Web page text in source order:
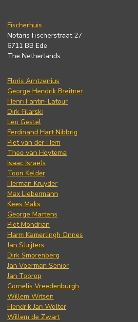
Fischerhuis
Notaris Fischerstraat 27
6711 BB Ede
The Netherlands
Floris Arntzenius
George Hendrik Breitner
Henri Fantin-Latour
Dirk Filarski
Leo Gestel
Ferdinand Hart Nibbrig
Piet van der Hem
Theo van Hoytema
Isaac Israels
Toon Kelder
Herman Kruyder
Max Liebermann
Kees Maks
George Martens
Piet Mondrian
Harm Kamerlingh Onnes
Jan Sluijters
Dirk Smorenberg
Jan Voerman Senior
Jan Toorop
Cornelis Vreedenburgh
Willem Witsen
Hendrik Jan Wolter
Willem de Zwart